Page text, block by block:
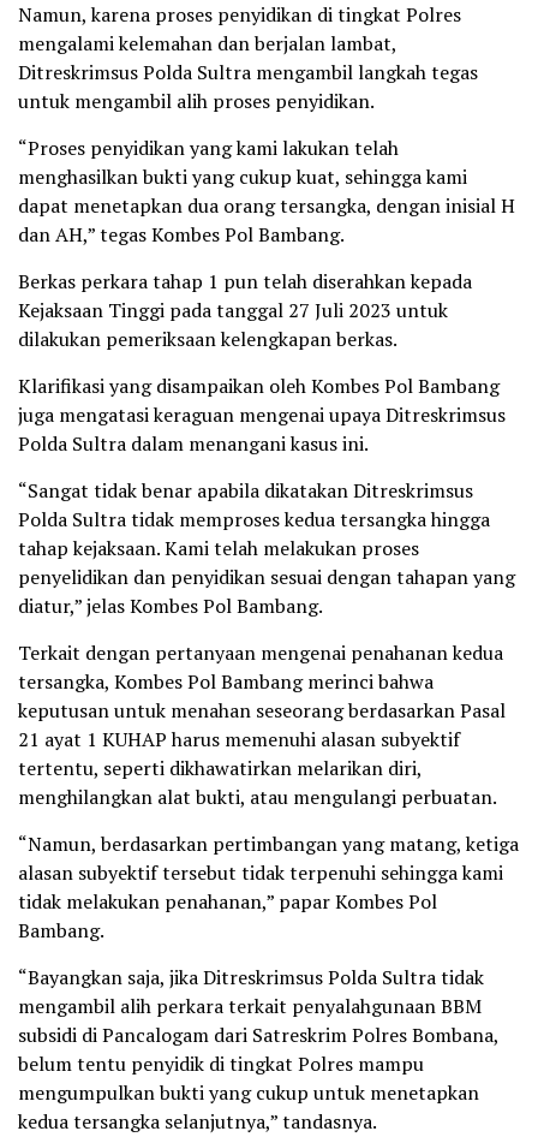
Namun, karena proses penyidikan di tingkat Polres
mengalami kelemahan dan berjalan lambat,
Ditreskrimsus Polda Sultra mengambil langkah tegas
untuk mengambil alih proses penyidikan.
“Proses penyidikan yang kami lakukan telah
menghasilkan bukti yang cukup kuat, sehingga kami
dapat menetapkan dua orang tersangka, dengan inisial H
dan AH,” tegas Kombes Pol Bambang.
Berkas perkara tahap 1 pun telah diserahkan kepada
Kejaksaan Tinggi pada tanggal 27 Juli 2023 untuk
dilakukan pemeriksaan kelengkapan berkas.
Klarifikasi yang disampaikan oleh Kombes Pol Bambang
juga mengatasi keraguan mengenai upaya Ditreskrimsus
Polda Sultra dalam menangani kasus ini.
“Sangat tidak benar apabila dikatakan Ditreskrimsus
Polda Sultra tidak memproses kedua tersangka hingga
tahap kejaksaan. Kami telah melakukan proses
penyelidikan dan penyidikan sesuai dengan tahapan yang
diatur,” jelas Kombes Pol Bambang.
Terkait dengan pertanyaan mengenai penahanan kedua
tersangka, Kombes Pol Bambang merinci bahwa
keputusan untuk menahan seseorang berdasarkan Pasal
21 ayat 1 KUHAP harus memenuhi alasan subyektif
tertentu, seperti dikhawatirkan melarikan diri,
menghilangkan alat bukti, atau mengulangi perbuatan.
“Namun, berdasarkan pertimbangan yang matang, ketiga
alasan subyektif tersebut tidak terpenuhi sehingga kami
tidak melakukan penahanan,” papar Kombes Pol
Bambang.
“Bayangkan saja, jika Ditreskrimsus Polda Sultra tidak
mengambil alih perkara terkait penyalahgunaan BBM
subsidi di Pancalogam dari Satreskrim Polres Bombana,
belum tentu penyidik di tingkat Polres mampu
mengumpulkan bukti yang cukup untuk menetapkan
kedua tersangka selanjutnya,” tandasnya.